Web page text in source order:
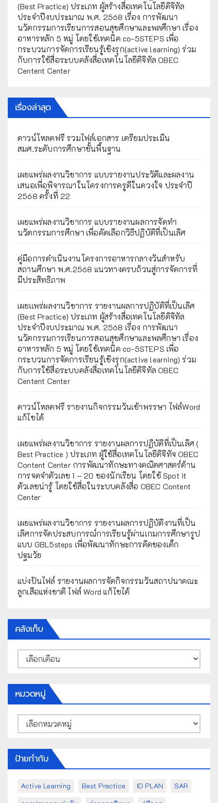
(Best Practice) ประเภท ผู้สร้างสื่อเทคโนโลยีดิจิทัล
ประจำปีงบประมาณ พ.ศ. 2568 เรื่อง การพัฒนา
นวัตกรรมการเรียนการสอนสุขศึกษาและพลศึกษา เรื่อง
อาหารหลัก 5 หมู่ โดยใช้เทคนิค co-5STEPS เพื่อ
กระบวนการจัดการเรียนรู้เชิงรุก(active learning) ร่วม
กับการใช้สื่อระบบคลังสื่อเทคโนโลยีดิจิทัล OBEC
Centent Center
เรื่องล่าสุด
ดาวน์โหลดฟรี รวมไฟล์เอกสาร เตรียมประเมิน
สมศ.ระดับการศึกษาขั้นพื้นฐาน
เผยแพร่ผลงานวิชาการ แบบรายงานประวัติและผลงาน
เสนอเพื่อพิจารณาในโครงการครูดีในดวงใจ ประจำปี
2568 ครั้งที่ 22
เผยแพร่ผลงานวิชาการ แบบรายงานผลการจัดทำ
นวัตกรรมการศึกษา เพื่อคัดเลือกวิธีปฏิบัติที่เป็นเลิศ
คู่มือการดำเนินงานโครงการอาหารกลางวันสำหรับ
สถานศึกษา พ.ศ.2568 แนวทางครบถ้วนสู่การจัดการที่
มีประสิทธิภาพ
เผยเเพร่ผลงานวิชาการ รายงานผลการปฏิบัติที่เป็นเลิศ
(Best Practice) ประเภท ผู้สร้างสื่อเทคโนโลยีดิจิทัล
ประจำปีงบประมาณ พ.ศ. 2568 เรื่อง การพัฒนา
นวัตกรรมการเรียนการสอนสุขศึกษาและพลศึกษา เรื่อง
อาหารหลัก 5 หมู่ โดยใช้เทคนิค co-5STEPS เพื่อ
กระบวนการจัดการเรียนรู้เชิงรุก(active learning) ร่วม
กับการใช้สื่อระบบคลังสื่อเทคโนโลยีดิจิทัล OBEC
Centent Center
ดาวน์โหลดฟรี รายงานกิจกรรมวันเข้าพรรษา ไฟล์Word
แก้ไขได้
เผยแพร่ผลงานวิชาการ รายงานผลการปฏิบัติที่เป็นเลิศ (
Best Practice ) ประเภท ผู้ใช้สื่อเทคโนโลยีดิจิทัจ OBEC
Content Center การพัฒนาทักษะทางคณิตศาสตร์ด้าน
การจดจำตัวเลข 1 – 20 ของนักเรียน โดยใช้ Spot it
ตัวเลขน่ารู้ โดยใช้สื่อในระบบคลังสื่อ OBEC Content
Center
เผยแพร่ผลงานวิชาการ รายงานผลการปฏิบัติงานที่เป็น
เลิศการจัดประสบการณ์การเรียนรู้ผ่านเกมการศึกษารูป
แบบ GBL5steps เพื่อพัฒนาทักษะการคิดของเด็ก
ปฐมวัย
แบ่งปันไฟล์ รายงานผลการจัดกิจกรรมวันสถาปนาคณะ
ลูกเสือแห่งชาติ ไฟล์ Word แก้ไขได้
คลังเก็บ
คลัง
เก็บ
หมวดหมู่
หมวด
หมู่
ป้ายกำกับ
Active Learning Best Practice ID PLAN
SAR